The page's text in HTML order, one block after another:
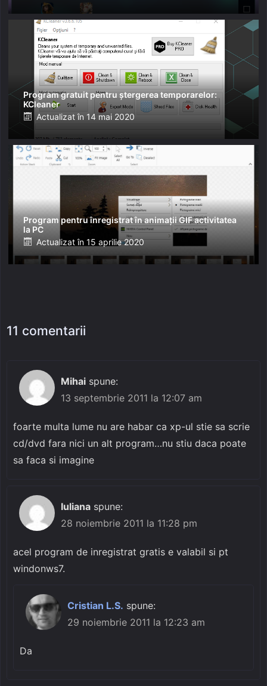
on
Program gratuit pentru ștergerea temporarelor:
KCleaner
Posted
Actualizat în 14 mai 2020
Program pentru înregistrat în animații GIF activitatea
la PC
Posted
on
Actualizat în 15 aprilie 2020
11 comentarii
Mihai spune:
13 septembrie 2011 la 12:07 am
foarte multa lume nu are habar ca xp-ul stie sa scrie
cd/dvd fara nici un alt program…nu stiu daca poate
sa faca si imagine
Iuliana spune:
28 noiembrie 2011 la 11:28 pm
acel program de inregistrat gratis e valabil si pt
windonws7.
Cristian L.S. spune:
29 noiembrie 2011 la 12:23 am
Da